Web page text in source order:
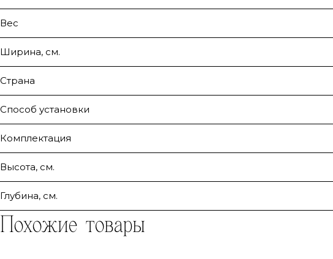
Вес
Ширина, см.
Страна
Способ установки
Комплектация
Высота, см.
Глубина, см.
Похожие товары